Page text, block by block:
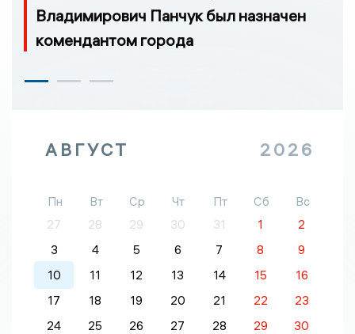
Владимирович Панчук был назначен
комендантом города
АВГУСТ 2026
Пн Вт Ср Чт Пт Сб
Вс
27
28 29 30 31 1
2
3
4 5 6 7 8
9
10
11 12 13 14 15
16
17
18 19 20 21 22
23
24
25 26 27 28 29
30